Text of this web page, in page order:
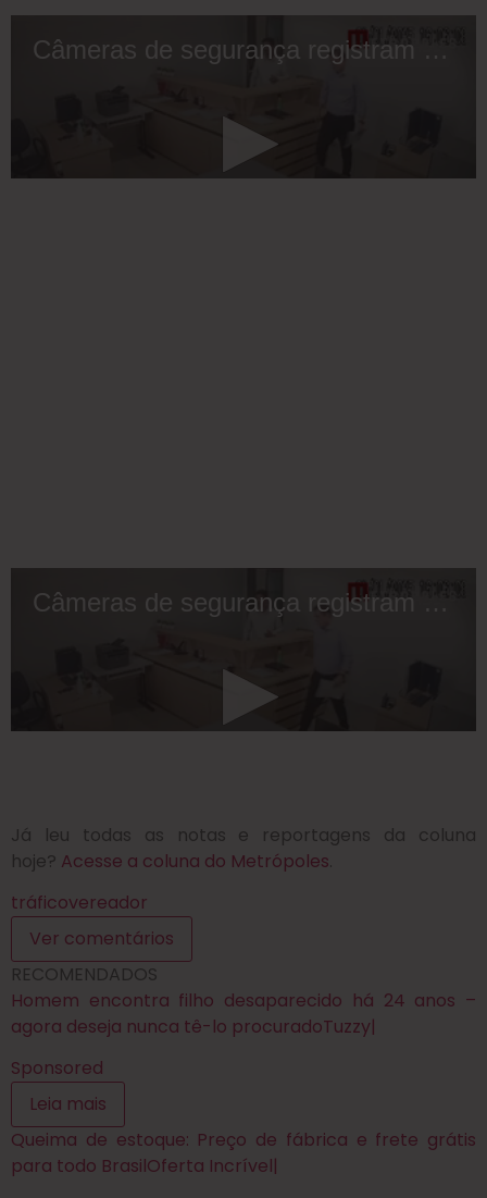
Já leu todas as notas e reportagens da coluna
hoje? Acesse a coluna do Metrópoles.
tráficovereador
Ver comentários
RECOMENDADOS
Homem encontra filho desaparecido há 24 anos –
agora deseja nunca tê-lo procuradoTuzzy|
Sponsored
Leia mais
Queima de estoque: Preço de fábrica e frete grátis
para todo BrasilOferta Incrível|